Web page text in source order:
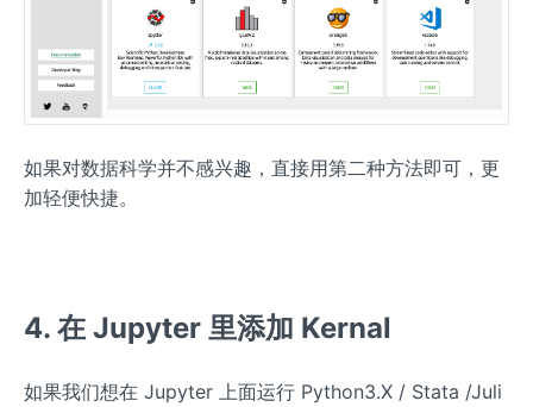
如果对数据科学并不感兴趣，直接用第二种方法即可，更
加轻便快捷。
4. 在 Jupyter 里添加 Kernal
如果我们想在 Jupyter 上面运行 Python3.X / Stata /Juli